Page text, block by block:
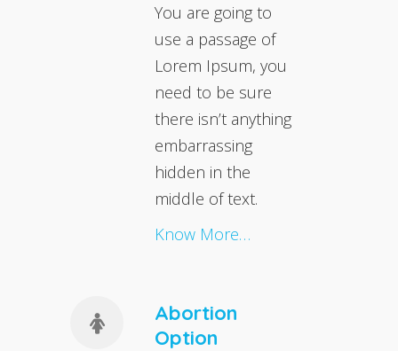
You are going to
use a passage of
Lorem Ipsum, you
need to be sure
there isn’t anything
embarrassing
hidden in the
middle of text.
Know More…
Abortion
Option